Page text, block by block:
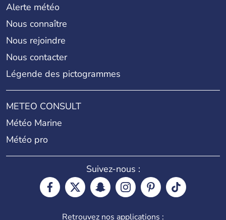
Alerte météo
Nous connaître
Nous rejoindre
Nous contacter
Légende des pictogrammes
METEO CONSULT
Météo Marine
Météo pro
Suivez-nous :
Retrouvez nos applications :